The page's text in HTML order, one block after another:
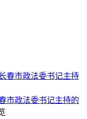
市政法委书记主持的